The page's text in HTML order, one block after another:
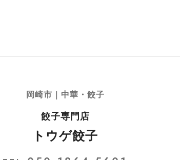
岡崎市｜中華・餃子
餃子専門店
トウゲ餃子